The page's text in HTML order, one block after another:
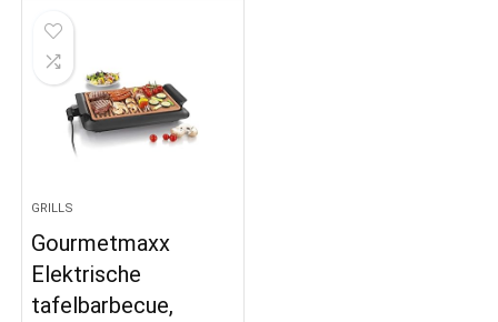
GRILLS
Gourmetmaxx
Elektrische
tafelbarbecue,